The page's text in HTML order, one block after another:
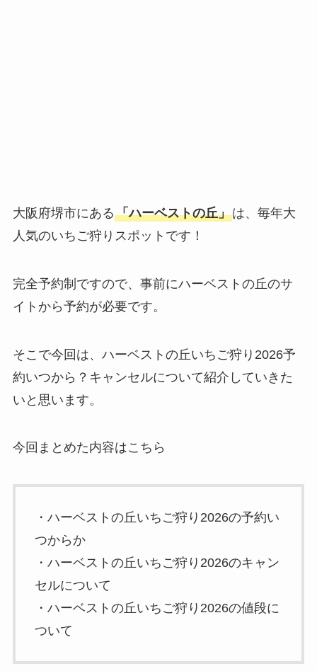
大阪府堺市にある「ハーベストの丘」は、毎年大
人気のいちご狩りスポットです！
完全予約制ですので、事前にハーベストの丘のサ
イトから予約が必要です。
そこで今回は、ハーベストの丘いちご狩り2026予
約いつから？キャンセルについて紹介していきた
いと思います。
今回まとめた内容はこちら
・ハーベストの丘いちご狩り2026の予約い
つからか
・ハーベストの丘いちご狩り2026のキャン
セルについて
・ハーベストの丘いちご狩り2026の値段に
ついて